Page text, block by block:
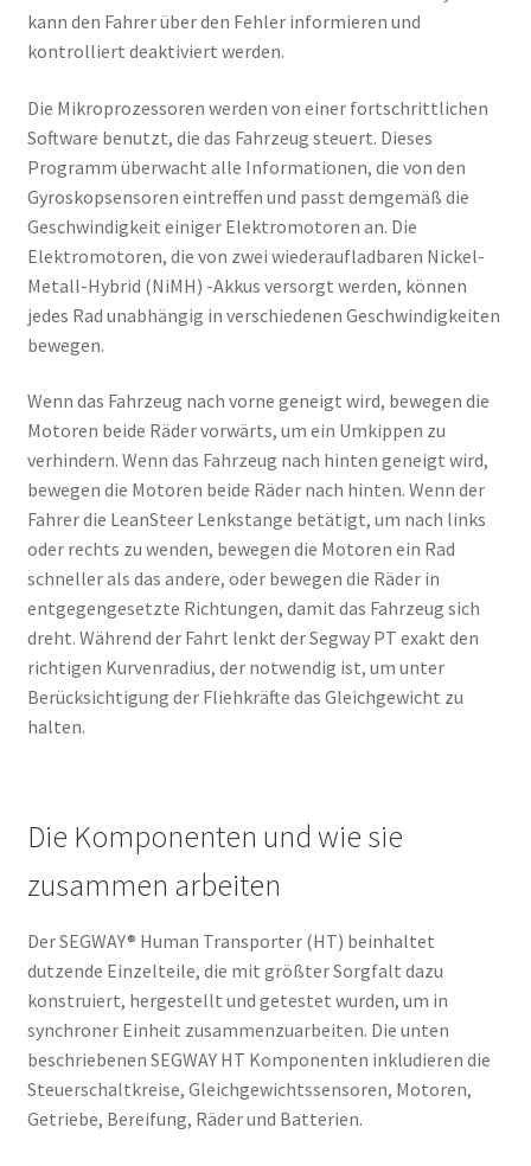
kann den Fahrer über den Fehler informieren und
kontrolliert deaktiviert werden.
Die Mikroprozessoren werden von einer fortschrittlichen
Software benutzt, die das Fahrzeug steuert. Dieses
Programm überwacht alle Informationen, die von den
Gyroskopsensoren eintreffen und passt demgemäß die
Geschwindigkeit einiger Elektromotoren an. Die
Elektromotoren, die von zwei wiederaufladbaren Nickel-
Metall-Hybrid (NiMH) -Akkus versorgt werden, können
jedes Rad unabhängig in verschiedenen Geschwindigkeiten
bewegen.
Wenn das Fahrzeug nach vorne geneigt wird, bewegen die
Motoren beide Räder vorwärts, um ein Umkippen zu
verhindern. Wenn das Fahrzeug nach hinten geneigt wird,
bewegen die Motoren beide Räder nach hinten. Wenn der
Fahrer die LeanSteer Lenkstange betätigt, um nach links
oder rechts zu wenden, bewegen die Motoren ein Rad
schneller als das andere, oder bewegen die Räder in
entgegengesetzte Richtungen, damit das Fahrzeug sich
dreht. Während der Fahrt lenkt der Segway PT exakt den
richtigen Kurvenradius, der notwendig ist, um unter
Berücksichtigung der Fliehkräfte das Gleichgewicht zu
halten.
Die Komponenten und wie sie
zusammen arbeiten
Der SEGWAY® Human Transporter (HT) beinhaltet
dutzende Einzelteile, die mit größter Sorgfalt dazu
konstruiert, hergestellt und getestet wurden, um in
synchroner Einheit zusammenzuarbeiten. Die unten
beschriebenen SEGWAY HT Komponenten inkludieren die
Steuerschaltkreise, Gleichgewichtssensoren, Motoren,
Getriebe, Bereifung, Räder und Batterien.